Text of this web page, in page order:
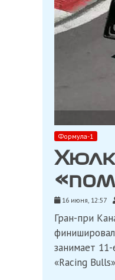
Формула-1
16 июня, 12:57
Гран-при
занимает
«Racing